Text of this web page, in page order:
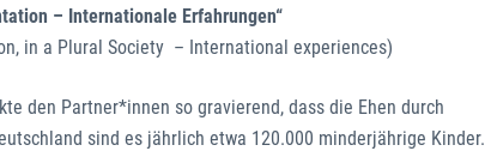
– Internationale Erfahrungen“
in a Plural Society – International experiences)
den Partner*innen so gravierend, dass die Ehen durch
sind es jährlich etwa 120.000 minderjährige Kinder.